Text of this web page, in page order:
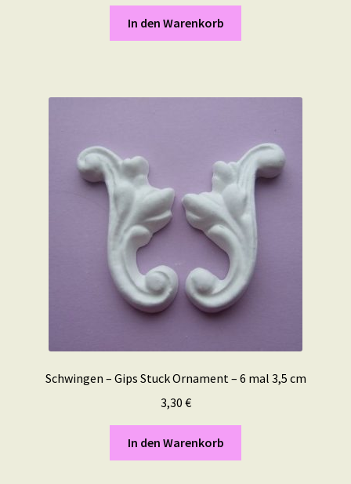
In den Warenkorb
Schwingen – Gips Stuck Ornament – 6 mal 3,5 cm
3,30 €
In den Warenkorb